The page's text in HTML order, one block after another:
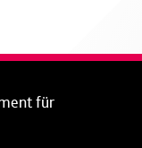
für